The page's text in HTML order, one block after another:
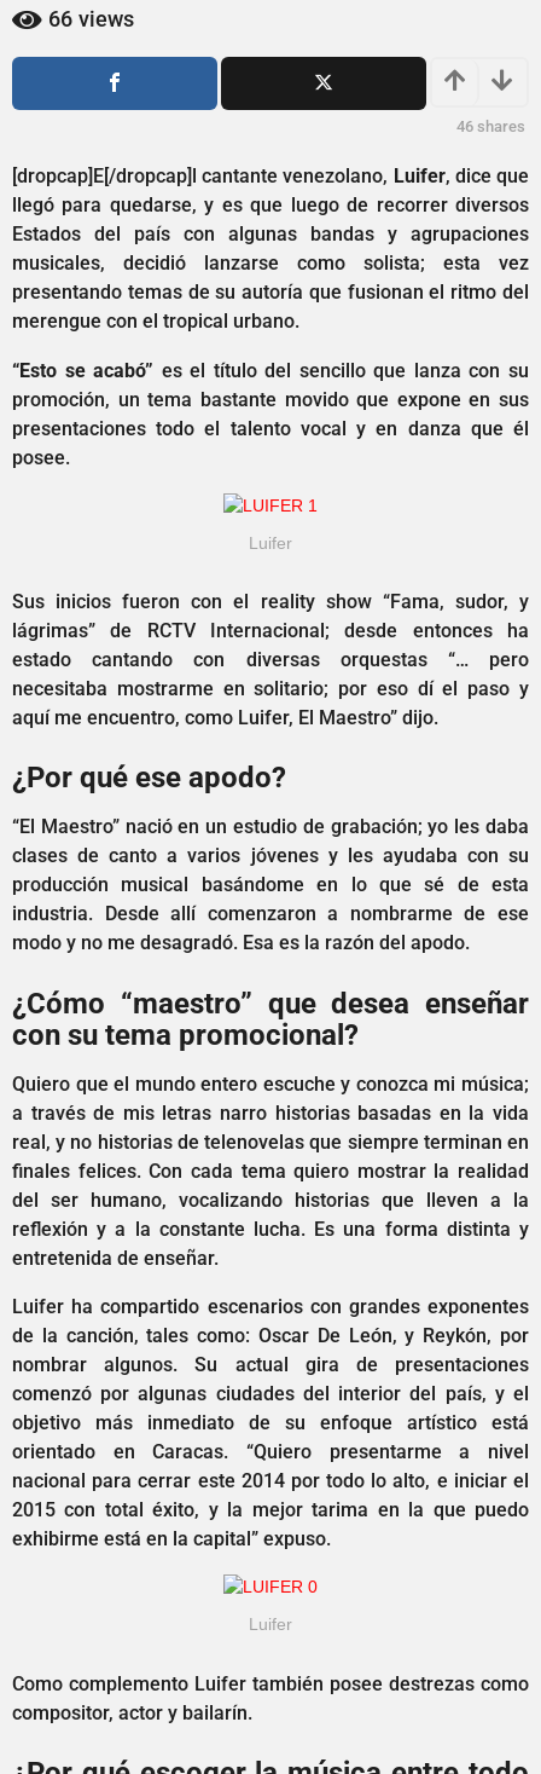
2
ñ
g
o
o
66 views
46 shares
[dropcap]E[/dropcap]l cantante venezolano, Luifer, dice que
llegó para quedarse, y es que luego de recorrer diversos
Estados del país con algunas bandas y agrupaciones
musicales, decidió lanzarse como solista; esta vez
presentando temas de su autoría que fusionan el ritmo del
merengue con el tropical urbano.
“Esto se acabó” es el título del sencillo que lanza con su
promoción, un tema bastante movido que expone en sus
presentaciones todo el talento vocal y en danza que él
posee.
Luifer
Sus inicios fueron con el reality show “Fama, sudor, y
lágrimas” de RCTV Internacional; desde entonces ha
estado cantando con diversas orquestas “… pero
necesitaba mostrarme en solitario; por eso dí el paso y
aquí me encuentro, como Luifer, El Maestro” dijo.
¿Por qué ese apodo?
“El Maestro” nació en un estudio de grabación; yo les daba
clases de canto a varios jóvenes y les ayudaba con su
producción musical basándome en lo que sé de esta
industria. Desde allí comenzaron a nombrarme de ese
modo y no me desagradó. Esa es la razón del apodo.
¿Cómo “maestro” que desea enseñar
con su tema promocional?
Quiero que el mundo entero escuche y conozca mi música;
a través de mis letras narro historias basadas en la vida
real, y no historias de telenovelas que siempre terminan en
finales felices. Con cada tema quiero mostrar la realidad
del ser humano, vocalizando historias que lleven a la
reflexión y a la constante lucha. Es una forma distinta y
entretenida de enseñar.
Luifer ha compartido escenarios con grandes exponentes
de la canción, tales como: Oscar De León, y Reykón, por
nombrar algunos. Su actual gira de presentaciones
comenzó por algunas ciudades del interior del país, y el
objetivo más inmediato de su enfoque artístico está
orientado en Caracas. “Quiero presentarme a nivel
nacional para cerrar este 2014 por todo lo alto, e iniciar el
2015 con total éxito, y la mejor tarima en la que puedo
exhibirme está en la capital” expuso.
Luifer
Como complemento Luifer también posee destrezas como
compositor, actor y bailarín.